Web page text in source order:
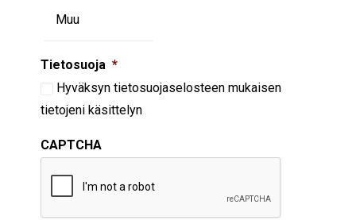
Tietosuoja *
Hyväksyn tietosuojaselosteen mukaisen
tietojeni käsittelyn
CAPTCHA